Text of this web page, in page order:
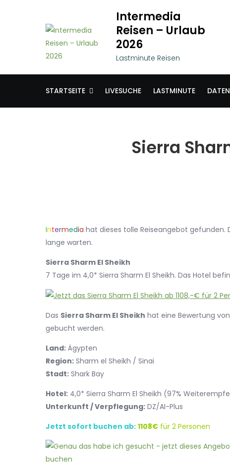
Intermedia
Reisen – Urlaub
2026
Lastminute Reisen
STARTSEITE LIVESUCHE LASTMINUTE
Sierra
Intermedia hat dieses tolle Reiseangebot gefunden.
lange warten.
Sierra Sharm El Sheikh
7 Tage im 4,0* Sierra Sharm El Sheikh. Das Hotel
Das Sierra Sharm El Sheikh hat eine Bewertung von
gebucht werden.
Land: Ägypten
Region: Sharm el Sheikh / Sinai
Stadt: Shark Bay
Hotel: 4,0* Sierra Sharm El Sheikh (97%
Unterkunft / Verpflegung: DZ/AI-Plus
Jetzt sofort buchen ab: 1108€ für 2 Personen